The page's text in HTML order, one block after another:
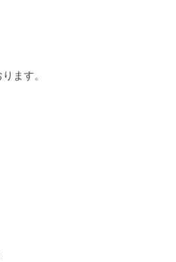
ます。